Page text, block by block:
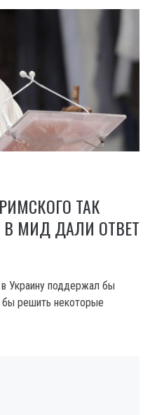
ТАК
МИД ДАЛИ ОТВЕТ
Украину поддержал бы
бы решить некоторые